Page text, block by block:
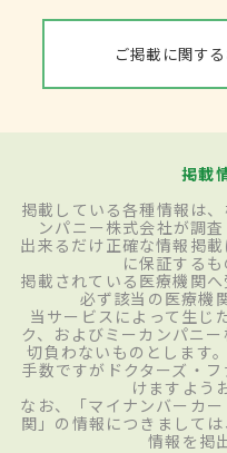
ご掲載に関す
掲載
掲載している各種情報は
ンパニー株式会社が調
出来るだけ正確な情報掲
に保証するも
掲載されている医療機関
必ず該当の医療機
当サービスによって生じ
ク、およびミーカンパニ
切負わないものとします
手数ですがドクターズ・
けますよう
なお、「マイナンバーカ
関」の情報につきまして
情報を掲